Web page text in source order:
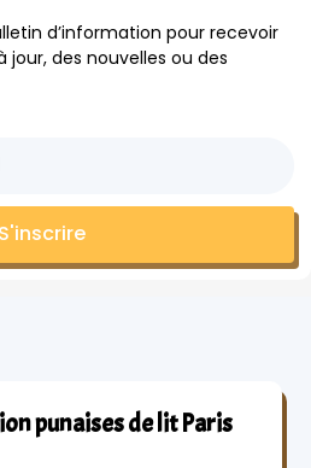
d’information pour recevoir
des nouvelles ou des
S'inscrire
punaises de lit Paris